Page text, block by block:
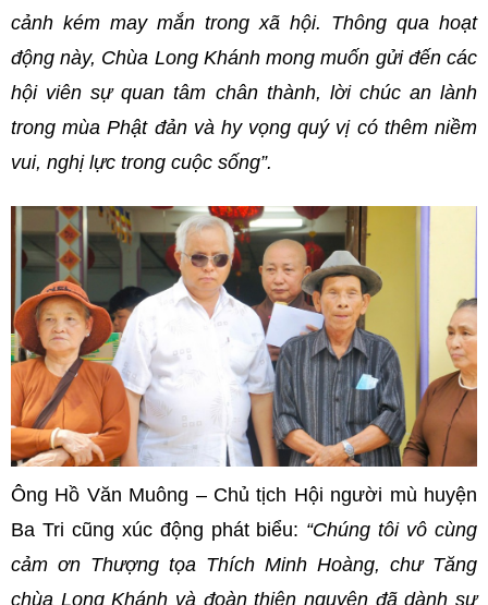
cảnh kém may mắn trong xã hội. Thông qua hoạt
động này, Chùa Long Khánh mong muốn gửi đến các
hội viên sự quan tâm chân thành, lời chúc an lành
trong mùa Phật đản và hy vọng quý vị có thêm niềm
vui, nghị lực trong cuộc sống”.
Ông Hồ Văn Muông – Chủ tịch Hội người mù huyện
Ba Tri cũng xúc động phát biểu: “Chúng tôi vô cùng
cảm ơn Thượng tọa Thích Minh Hoàng, chư Tăng
chùa Long Khánh và đoàn thiện nguyện đã dành sự